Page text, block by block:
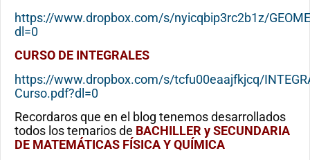
https://www.dropbox.com/s/nyicqbip3rc2b1z/
dl=0
CURSO DE INTEGRALES
https://www.dropbox.com/s/tcfu00eaajfkjcq/
Curso.pdf?dl=0
Recordaros que en el blog tenemos desarrollados
todos los temarios de BACHILLER y SECUNDARIA
DE MATEMÁTICAS FÍSICA Y QUÍMICA